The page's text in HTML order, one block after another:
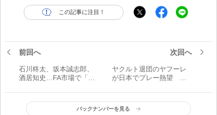
この記事に注目！
前回へ
石川柊太、坂本誠志郎、
酒居知史…FA市場で「C
次回へ
ヤクルト退団のヤフーレ
が日本でプレー熱望 他
の可能性」が
バックナンバーを見る